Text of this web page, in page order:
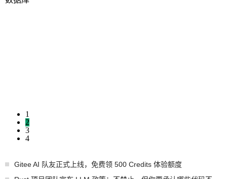
1
2
3
4
Gitee AI 队友正式上线，免费领 500 Credits 体验额度